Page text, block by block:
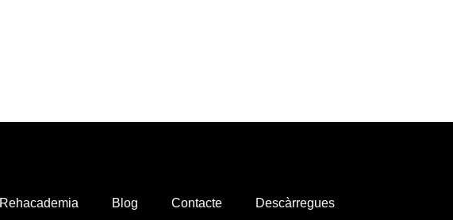
Rehacademia Blog Contacte Descàrregues